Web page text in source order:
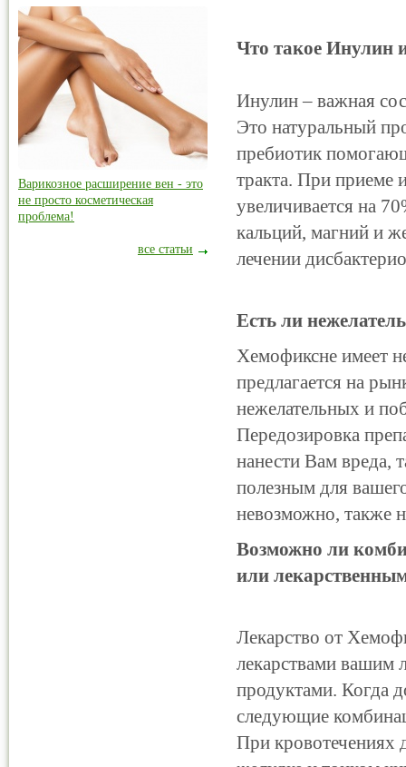
Что такое Инулин
Инулин – важная
Это натуральный
пребиотик
тракта. При приеме
увеличивается на
кальций, магний и
лечении
Есть ли
Хемофиксне имеет
предлагается на
нежелательных и
Передозировка
нанести Вам вреда,
полезным для
невозможно, также
Возможно ли
или
Лекарство от
лекарствами вашим
продуктами. Когда
следующие
При кровотечениях
Варикозное расширение вен - это
не просто косметическая
проблема!
все статьи